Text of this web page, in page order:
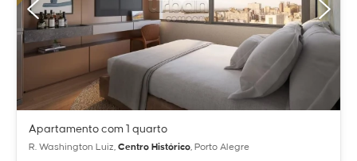
Apartamento com 1 quarto
R. Washington Luiz, Centro Histórico, Porto Alegre